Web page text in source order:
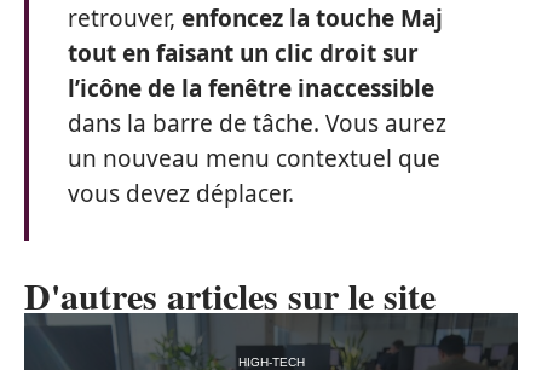
retrouver, enfoncez la touche Maj
tout en faisant un clic droit sur
l’icône de la fenêtre inaccessible
dans la barre de tâche. Vous aurez
un nouveau menu contextuel que
vous devez déplacer.
D'autres articles sur le site
HIGH-TECH